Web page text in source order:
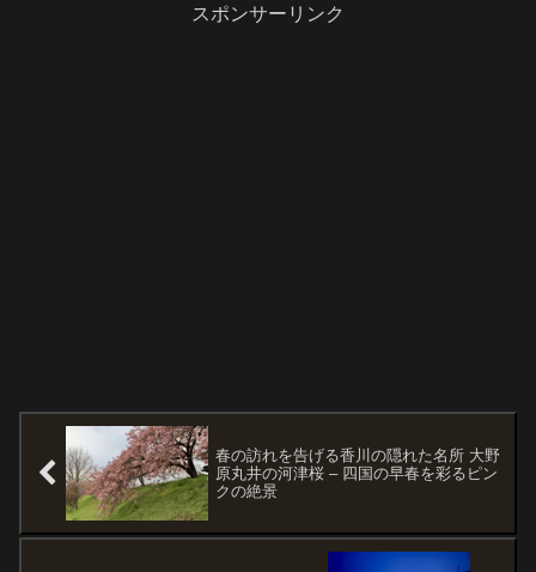
スポンサーリンク
春の訪れを告げる香川の隠れた名所 大野
原丸井の河津桜 – 四国の早春を彩るピン
クの絶景